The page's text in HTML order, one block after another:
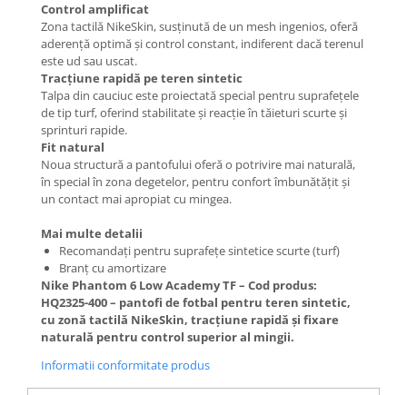
Control amplificat
Zona tactilă NikeSkin, susținută de un mesh ingenios, oferă
aderență optimă și control constant, indiferent dacă terenul
este ud sau uscat.
Tracțiune rapidă pe teren sintetic
Talpa din cauciuc este proiectată special pentru suprafețele
de tip turf, oferind stabilitate și reacție în tăieturi scurte și
sprinturi rapide.
Fit natural
Noua structură a pantofului oferă o potrivire mai naturală,
în special în zona degetelor, pentru confort îmbunătățit și
un contact mai apropiat cu mingea.
Mai multe detalii
Recomandați pentru suprafețe sintetice scurte (turf)
Branț cu amortizare
Nike Phantom 6 Low Academy TF – Cod produs:
HQ2325-400 – pantofi de fotbal pentru teren sintetic,
cu zonă tactilă NikeSkin, tracțiune rapidă și fixare
naturală pentru control superior al mingii.
Informatii conformitate produs